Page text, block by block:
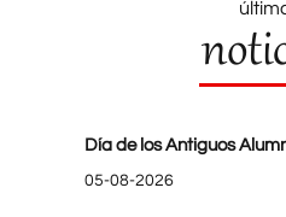
Día de los Antiguos
05-08-2026